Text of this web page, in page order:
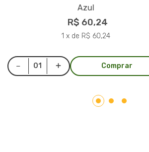
Azul
R$ 60,24
1 x de R$ 60,24
Comprar